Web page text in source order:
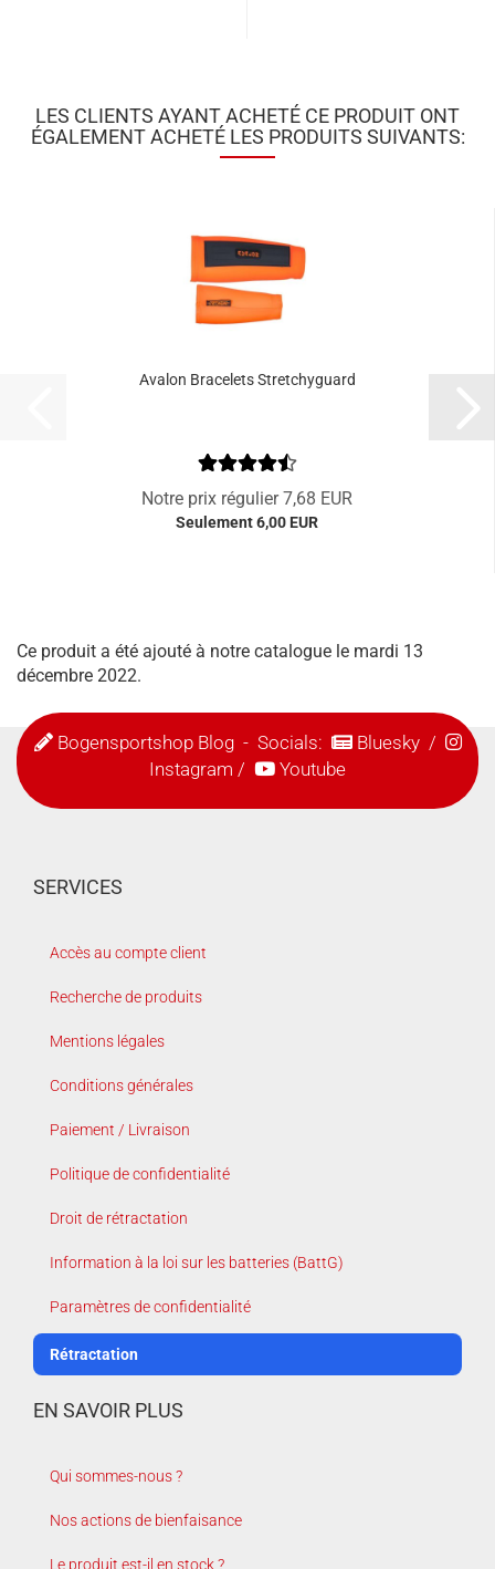
LES CLIENTS AYANT ACHETÉ CE PRODUIT ONT
ÉGALEMENT ACHETÉ LES PRODUITS SUIVANTS:
Avalon Bracelets Stretchyguard
Notre prix régulier 7,68 EUR
Seulement 6,00 EUR
Ce produit a été ajouté à notre catalogue le mardi 13
décembre 2022.
Bogensportshop Blog- Socials: Bluesky/
Instagram / Youtube
SERVICES
Accès au compte client
Recherche de produits
Mentions légales
Conditions générales
Paiement / Livraison
Politique de confidentialité
Droit de rétractation
Information à la loi sur les batteries (BattG)
Paramètres de confidentialité
Rétractation
EN SAVOIR PLUS
Qui sommes-nous ?
Nos actions de bienfaisance
Le produit est-il en stock ?